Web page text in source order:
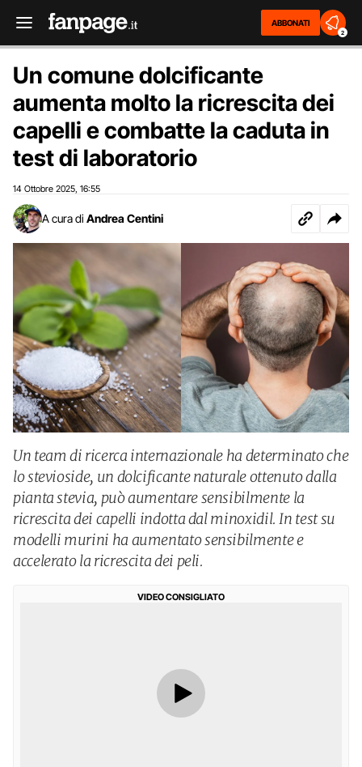
ABBONATI
2
Un comune dolcificante
aumenta molto la ricrescita dei
capelli e combatte la caduta in
test di laboratorio
14 Ottobre 2025 16:55
A cura di Andrea Centini
Un team di ricerca internazionale ha determinato che
lo stevioside, un dolcificante naturale ottenuto dalla
pianta stevia, può aumentare sensibilmente la
ricrescita dei capelli indotta dal minoxidil. In test su
modelli murini ha aumentato sensibilmente e
accelerato la ricrescita dei peli.
VIDEO CONSIGLIATO